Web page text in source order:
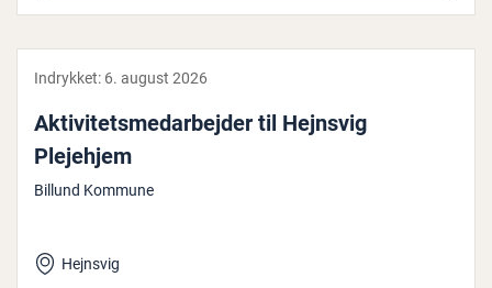
Indrykket: 6. august 2026
Ak­ti­vi­tets­me­d­ar­bej­der til Hejnsvig
Plejehjem
Billund Kommune
Hejnsvig